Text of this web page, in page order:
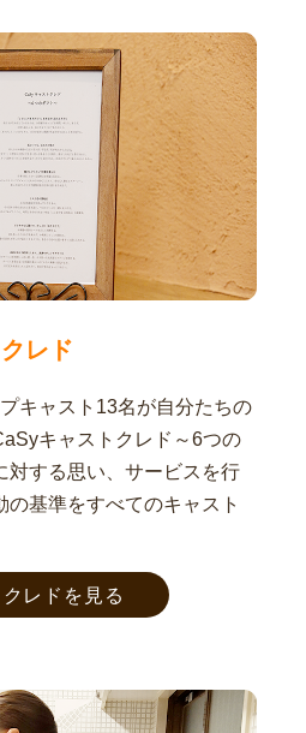
クレド
キャスト13名が自分たちの
キャストクレド～6つの
対する思い、サービスを行
の基準をすべてのキャスト
クレドを見る